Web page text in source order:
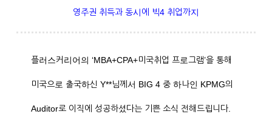
영주권 취득과 동시에 빅4 취업까지
플러스커리어의 ‘MBA+CPA+미국취업 프로그램’을 통해
미국으로 출국하신 Y**님께서 BIG 4 중 하나인 KPMG의
Auditor로 이직에 성공하셨다는 기쁜 소식 전해드립니다.